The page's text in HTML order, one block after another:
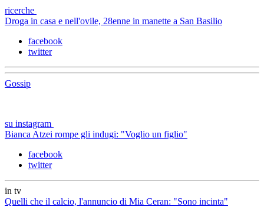
ricerche
Droga in casa e nell'ovile, 28enne in manette a San Basilio
facebook
twitter
Gossip
su instagram
Bianca Atzei rompe gli indugi: "Voglio un figlio"
facebook
twitter
in tv
Quelli che il calcio, l'annuncio di Mia Ceran: "Sono incinta"